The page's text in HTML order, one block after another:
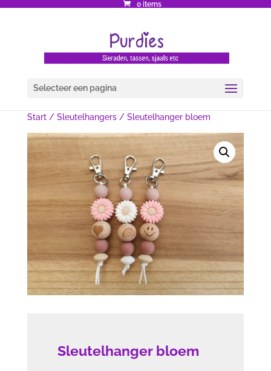
0 items
Selecteer een pagina
Start/ Sleutelhangers/ Sleutelhanger bloem
Sleutelhanger bloem